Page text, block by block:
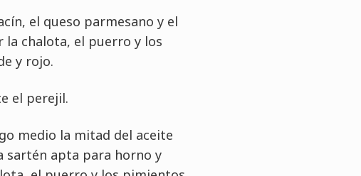
el queso parmesano y el
la chalota, el puerro y los
y rojo.
el perejil.
medio la mitad del aceite
sartén apta para horno y